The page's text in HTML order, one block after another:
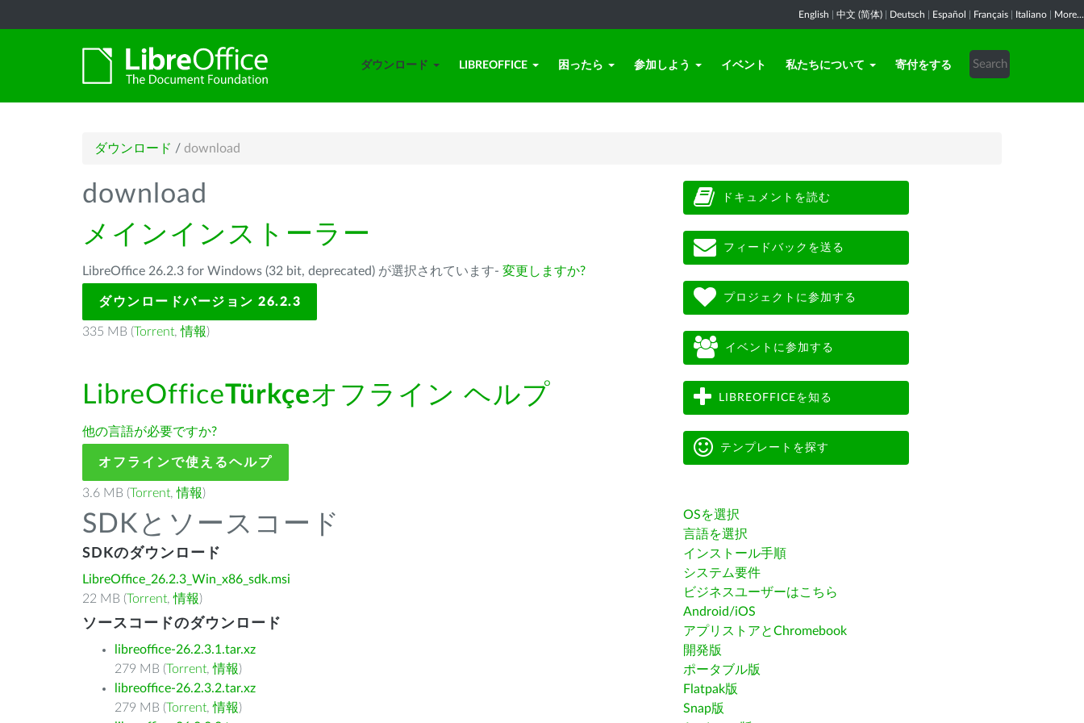
English 中文 (简体) Deutsch Español Français Italiano More...
ダウンロード LIBREOFFICE 困ったら 参加しよう イベント 私たちについて 寄付をする
ダウンロード / download
download
メインインストーラー
LibreOffice 26.2.3 for Windows (32 bit, deprecated) が選択されています- 変更しますか?
ダウンロードバージョン 26.2.3
335 MB (Torrent,情報)
LibreOfficeTürkçeオフライン ヘルプ
他の言語が必要ですか?
オフラインで使えるヘルプ
3.6 MB (Torrent,情報)
SDKとソースコード
SDKのダウンロード
LibreOffice_26.2.3_Win_x86_sdk.msi
22 MB (Torrent,情報)
ソースコードのダウンロード
libreoffice-26.2.3.1.tar.xz
279 MB (Torrent,情報)
libreoffice-26.2.3.2.tar.xz
279 MB (Torrent,情報)
ドキュメントを読む
フィードバックを送る
プロジェクトに参加する
イベントに参加する
LIBREOFFICEを知る
テンプレートを探す
OSを選択
言語を選択
インストール手順
システム要件
ビジネスユーザーはこちら
Android/iOS
アプリストアとChromebook
開発版
ポータブル版
Flatpak版
Snap版